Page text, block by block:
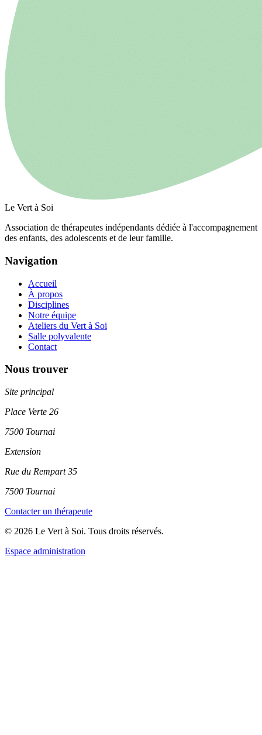
Le Vert à Soi
Association de thérapeutes indépendants dédiée à l'accompagnement
des enfants, des adolescents et de leur famille.
Navigation
Accueil
À propos
Disciplines
Notre équipe
Ateliers du Vert à Soi
Salle polyvalente
Contact
Nous trouver
Site principal
Place Verte 26
7500 Tournai
Extension
Rue du Rempart 35
7500 Tournai
Contacter un thérapeute
© 2026 Le Vert à Soi. Tous droits réservés.
Espace administration